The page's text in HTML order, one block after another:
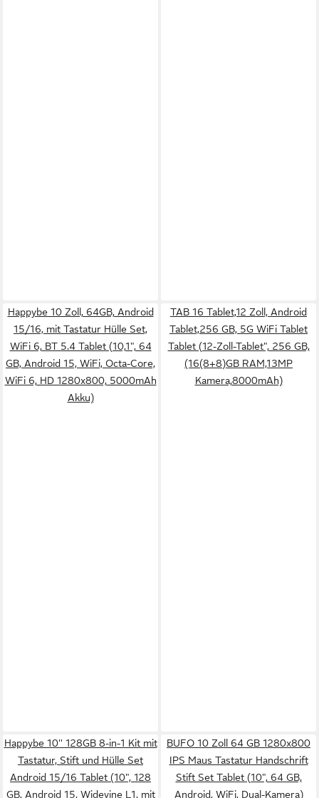
Happybe 10 Zoll, 64GB, Android
15/16, mit Tastatur Hülle Set,
WiFi 6, BT 5.4 Tablet (10,1", 64
GB, Android 15, WiFi, Octa-Core,
WiFi 6, HD 1280x800, 5000mAh
Akku)
TAB 16 Tablet,12 Zoll, Android
Tablet,256 GB, 5G WiFi Tablet
Tablet (12-Zoll-Tablet", 256 GB,
(16(8+8)GB RAM,13MP
Kamera,8000mAh)
Happybe 10'' 128GB 8-in-1 Kit mit
Tastatur, Stift und Hülle Set
Android 15/16 Tablet (10", 128
GB, Android 15, Widevine L1, mit
BUFO 10 Zoll 64 GB 1280x800
IPS Maus Tastatur Handschrift
Stift Set Tablet (10", 64 GB,
Android, WiFi, Dual-Kamera)